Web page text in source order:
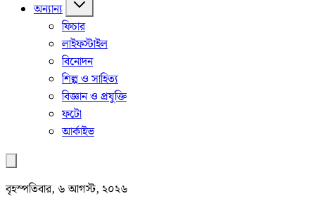
অন্যান্য
ফিচার
লাইফস্টাইল
বিনোদন
শিল্প ও সাহিত্য
বিজ্ঞান ও প্রযুক্তি
ফটো
আর্কাইভ
বৃহস্পতিবার, ৬ আগস্ট, ২০২৬